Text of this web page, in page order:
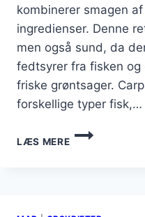
kombinerer smagen
ingredienser. Denne
men også sund, da
fedtsyrer fra fisken
friske grøntsager.
forskellige typer fisk,…
LÆS MERE
RØGET
FISK